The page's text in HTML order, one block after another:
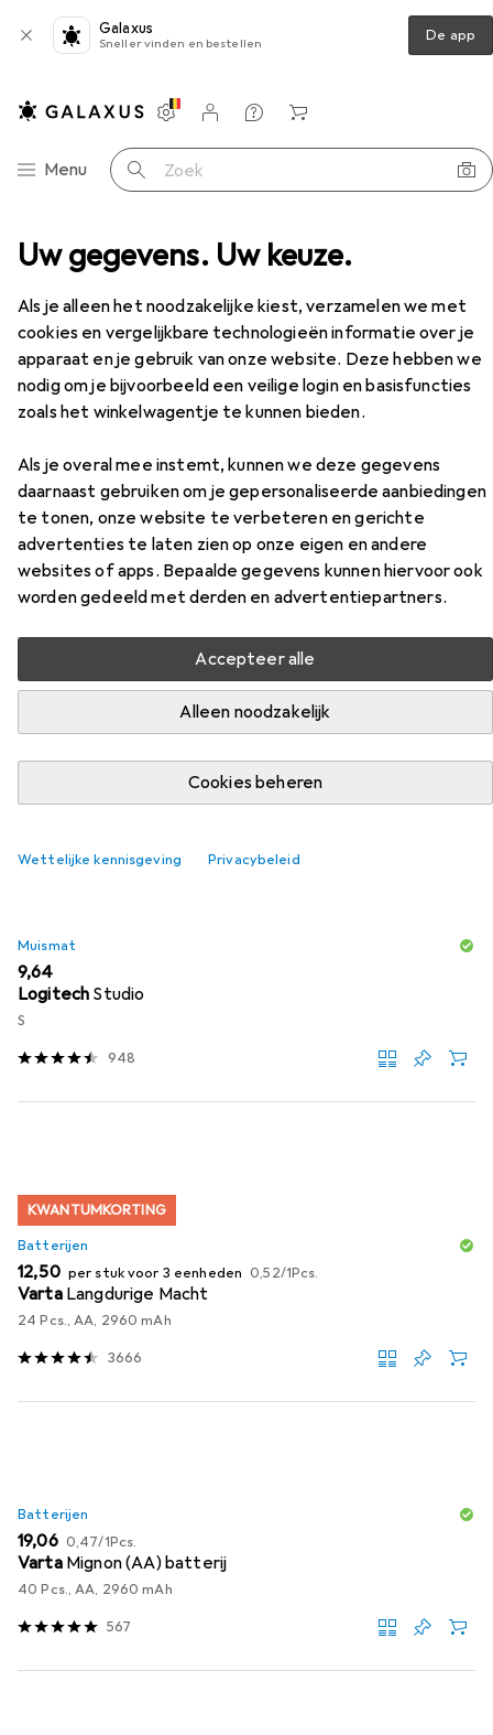
Uw gegevens. Uw keuze.
Als je alleen het noodzakelijke kiest, verzamelen we met
cookies en vergelijkbare technologieën informatie over je
apparaat en je gebruik van onze website. Deze hebben we
nodig om je bijvoorbeeld een veilige login en basisfuncties
zoals het winkelwagentje te kunnen bieden.
Als je overal mee instemt, kunnen we deze gegevens
daarnaast gebruiken om je gepersonaliseerde aanbiedingen
te tonen, onze website te verbeteren en gerichte
advertenties te laten zien op onze eigen en andere
websites of apps. Bepaalde gegevens kunnen hiervoor ook
worden gedeeld met derden en advertentiepartners.
Accepteer alle
Alleen noodzakelijk
Cookies beheren
Wettelijke kennisgeving Privacybeleid
Galaxus
Sneller vinden en bestellen De app
Categorie navigatie
Menu Zoek op
Instellingen
Klantenaccount
Produktvergelijking
Verlanglijstje
Winkelmandje
Toetsenborden + Muizen Muis Natec Toekan
EUR
12,05
NatecToekan
Draadloze
Accessoires voor Natec Toekan
Vind passende accessoires voor de Natec Toekan uit de
categorieën Muismat, Batterijen en Webcam.
Relevantie
Muismat
EUR
9,64
Logitech Studio
S
948
KWANTUMKORTING
Batterijen
EUR
12,50 per stuk voor 3 eenheden EUR
0,52/1Pcs.
Varta Langdurige Macht
24 Pcs., AA, 2960 mAh
3666
Batterijen
EUR
19,06 EUR
0,47/1Pcs.
Varta Mignon (AA) batterij
40 Pcs., AA, 2960 mAh
567